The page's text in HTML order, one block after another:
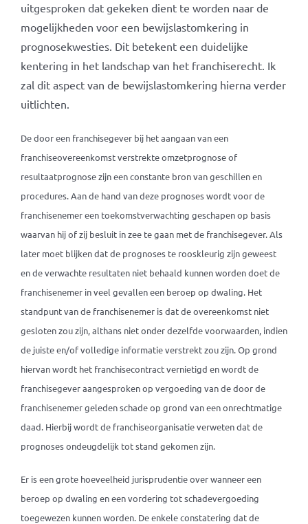
uitgesproken dat gekeken dient te worden naar de
mogelijkheden voor een bewijslastomkering in
prognosekwesties. Dit betekent een duidelijke
kentering in het landschap van het franchiserecht. Ik
zal dit aspect van de bewijslastomkering hierna verder
uitlichten.
De door een franchisegever bij het aangaan van een
franchiseovereenkomst verstrekte omzetprognose of
resultaatprognose zijn een constante bron van geschillen en
procedures. Aan de hand van deze prognoses wordt voor de
franchisenemer een toekomstverwachting geschapen op basis
waarvan hij of zij besluit in zee te gaan met de franchisegever. Als
later moet blijken dat de prognoses te rooskleurig zijn geweest
en de verwachte resultaten niet behaald kunnen worden doet de
franchisenemer in veel gevallen een beroep op dwaling. Het
standpunt van de franchisenemer is dat de overeenkomst niet
gesloten zou zijn, althans niet onder dezelfde voorwaarden, indien
de juiste en/of volledige informatie verstrekt zou zijn. Op grond
hiervan wordt het franchisecontract vernietigd en wordt de
franchisegever aangesproken op vergoeding van de door de
franchisenemer geleden schade op grond van een onrechtmatige
daad. Hierbij wordt de franchiseorganisatie verweten dat de
prognoses ondeugdelijk tot stand gekomen zijn.
Er is een grote hoeveelheid jurisprudentie over wanneer een
beroep op dwaling en een vordering tot schadevergoeding
toegewezen kunnen worden. De enkele constatering dat de